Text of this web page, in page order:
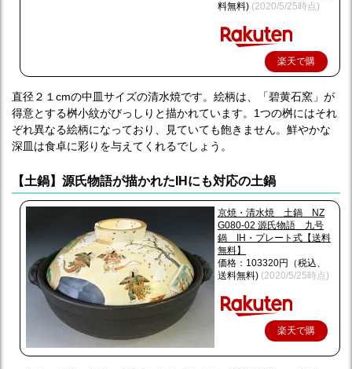
料無料) (2020/5/25時点)
楽天で購
直径２１cmの中皿サイズの清水焼です。絵柄は、「碧黄石窯」が
得意とする桝小紋がびっしりと描かれています。1つの桝にはそれ
ぞれ異なる絵柄になっており、見ていても飽きません。鮮やかな
深皿は食卓に彩りを与えてくれるでしょう。
【土鍋】源氏物語が描かれたIHにも対応の土鍋
京焼・清水焼 土鍋 NZ
G080-02 源氏物語 九号
鍋 IH・プレート式【送料
無料】
価格：103320円（税込、
送料無料) (2020/5/25時点)
楽天で購